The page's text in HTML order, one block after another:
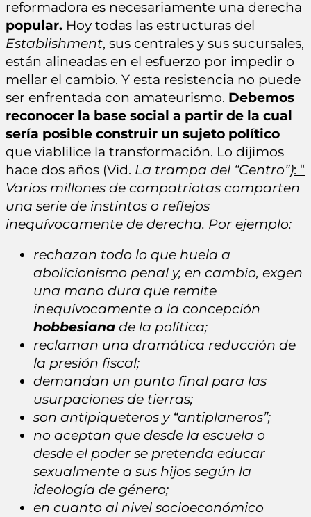
reformadora es necesariamente una derecha
popular. Hoy todas las estructuras del
Establishment, sus centrales y sus sucursales,
están alineadas en el esfuerzo por impedir o
mellar el cambio. Y esta resistencia no puede
ser enfrentada con amateurismo. Debemos
reconocer la base social a partir de la cual
sería posible construir un sujeto político
que viablilice la transformación. Lo dijimos
hace dos años (Vid. La trampa del “Centro”): “
Varios millones de compatriotas comparten
una serie de instintos o reflejos
inequívocamente de derecha. Por ejemplo:
rechazan todo lo que huela a
abolicionismo penal y, en cambio, exgen
una mano dura que remite
inequívocamente a la concepción
hobbesiana de la política;
reclaman una dramática reducción de
la presión fiscal;
demandan un punto final para las
usurpaciones de tierras;
son antipiqueteros y “antiplaneros”;
no aceptan que desde la escuela o
desde el poder se pretenda educar
sexualmente a sus hijos según la
ideología de género;
en cuanto al nivel socioeconómico